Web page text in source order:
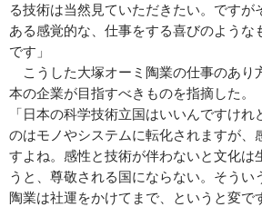
る技術は当然見ていただきたい。ですが
ある感覚的な、仕事をする喜びのような
です」
こうした大塚オーミ陶業の仕事のあり
本の企業が目指すべきものを指摘した。
「日本の科学技術立国はいいんですけれ
のはモノやシステムに転化されますが、
すよね。感性と技術が伴わないと文化は
うと、尊敬される国にならない。そうい
陶業は社運をかけてまで、というと変で